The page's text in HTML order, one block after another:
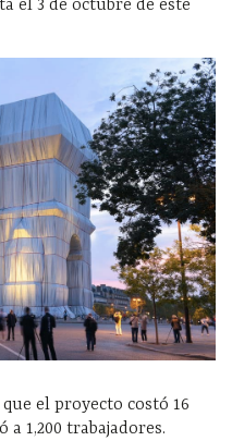
el 3 de octubre de este
el proyecto costó 16
1,200 trabajadores.